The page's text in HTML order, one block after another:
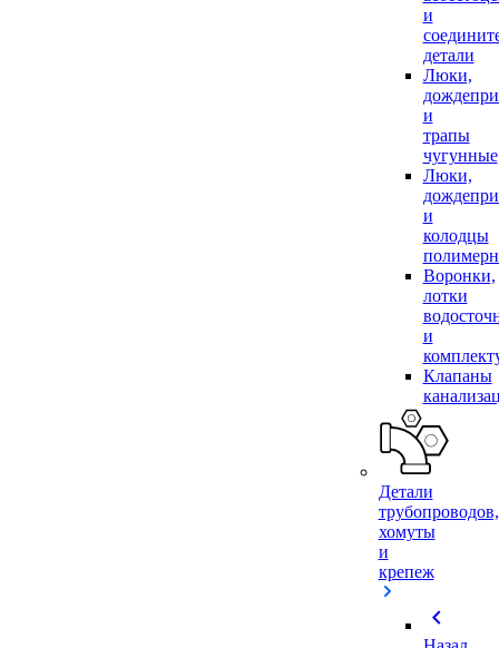
и
детали
Люки,
и
трапы
чугунные
Люки,
и
колодцы
Воронки,
лотки
и
Клапаны
Детали
трубопроводов,
хомуты
и
крепеж
chevron_left